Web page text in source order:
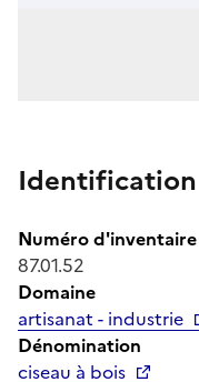
Identification
Numéro d'inventaire
87.01.52
Domaine
artisanat - industrie
Dénomination
ciseau à bois